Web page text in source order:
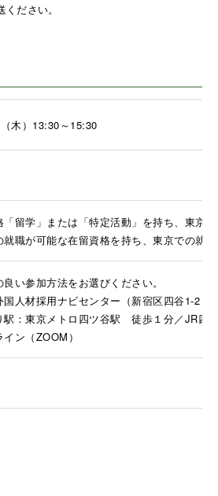
ださい。
木）13:30～15:30
「留学」または「特定活動」を持ち、東京
就職が可能な在留資格を持ち、東京での就
い参加方法をお選びください。
人材採用ナビセンター（新宿区四谷1-2
：東京メトロ四ツ谷駅 徒歩１分／JR四
ン（ZOOM）